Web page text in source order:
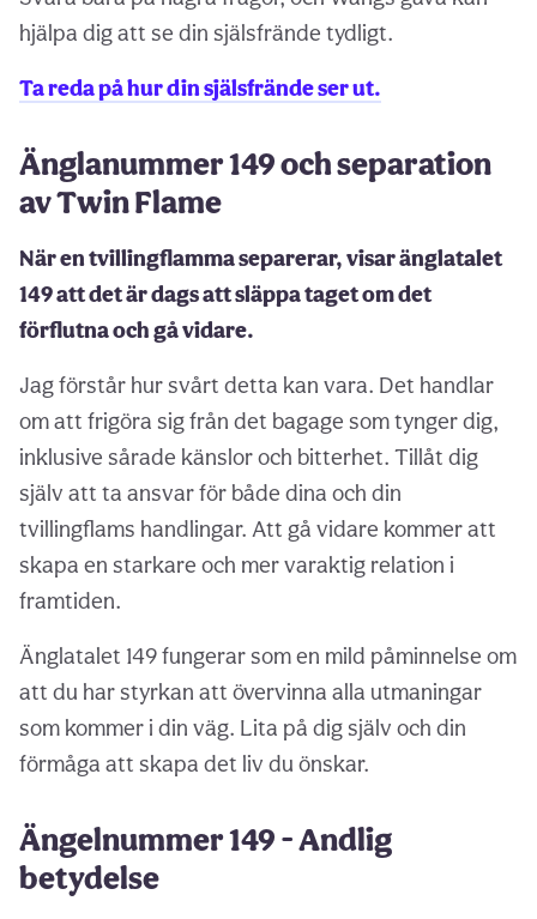
hjälpa dig att se din själsfrände tydligt.
Ta reda på hur din själsfrände ser ut.
Änglanummer 149 och separation
av Twin Flame
När en tvillingflamma separerar, visar änglatalet
149 att det är dags att släppa taget om det
förflutna och gå vidare.
Jag förstår hur svårt detta kan vara. Det handlar
om att frigöra sig från det bagage som tynger dig,
inklusive sårade känslor och bitterhet. Tillåt dig
själv att ta ansvar för både dina och din
tvillingflams handlingar. Att gå vidare kommer att
skapa en starkare och mer varaktig relation i
framtiden.
Änglatalet 149 fungerar som en mild påminnelse om
att du har styrkan att övervinna alla utmaningar
som kommer i din väg. Lita på dig själv och din
förmåga att skapa det liv du önskar.
Ängelnummer 149 - Andlig
betydelse